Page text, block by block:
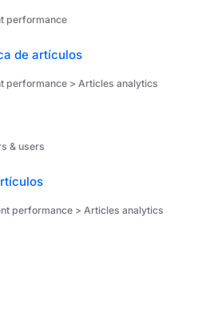
performance
de artículos
performance > Articles analytics
& users
performance > Articles analytics